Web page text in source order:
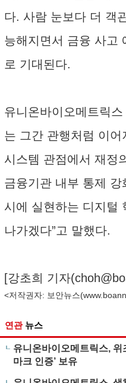
다. 사람 눈보다 더 객
능해지면서 금융 사고
로 기대된다.
유니온바이오메트릭
는 그간 관행처럼 이
시스템 관점에서 재정
금융기관 내부 통제
시에 실현하는 디지털
나가겠다”고 말했다.
[강초희 기자(
<저작권자: 보안뉴스(
연관 뉴스
유니온바이오메트릭스, 위
마크 인증’ 보유